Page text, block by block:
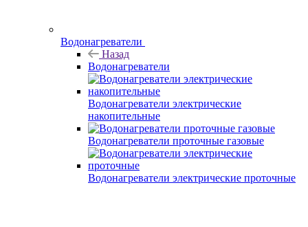
Водонагреватели
Назад
Водонагреватели
Водонагреватели электрические
накопительные
Водонагреватели проточные газовые
Водонагреватели электрические проточные